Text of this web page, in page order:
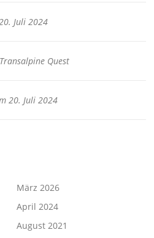
Juli 2024
Quest
20. Juli 2024
März 2026
April 2024
August 2021